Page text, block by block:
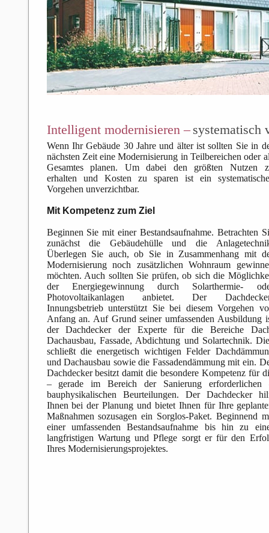
Intelligent modernisieren – systematisch
Wenn Ihr Gebäude 30 Jahre und älter ist sollten Sie in
nächsten Zeit eine Modernisierung in Teilbereichen oder
Gesamtes planen. Um dabei den größten Nutzen
erhalten und Kosten zu sparen ist ein
Vorgehen unverzichtbar.
Mit Kompetenz zum Ziel
Beginnen Sie mit einer Bestandsaufnahme. Betrachten
zunächst die Gebäudehülle und die
Überlegen Sie auch, ob Sie in Zusammenhang mit
Modernisierung noch zusätzlichen Wohnraum
möchten. Auch sollten Sie prüfen, ob sich die
der Energiegewinnung durch Solarthermie-
Photovoltaikanlagen anbietet. Der
Innungsbetrieb unterstützt Sie bei diesem Vorgehen
Anfang an. Auf Grund seiner umfassenden Ausbildung
der Dachdecker der Experte für die Bereiche
Dachausbau, Fassade, Abdichtung und Solartechnik.
schließt die energetisch wichtigen Felder
und Dachausbau sowie die Fassadendämmung mit ein.
Dachdecker besitzt damit die besondere Kompetenz für
– gerade im Bereich der Sanierung erforderlichen
bauphysikalischen Beurteilungen. Der Dachdecker
Ihnen bei der Planung und bietet Ihnen für Ihre
Maßnahmen sozusagen ein Sorglos-Paket. Beginnend
einer umfassenden Bestandsaufnahme bis hin zu
langfristigen Wartung und Pflege sorgt er für den
Ihres Modernisierungsprojektes.